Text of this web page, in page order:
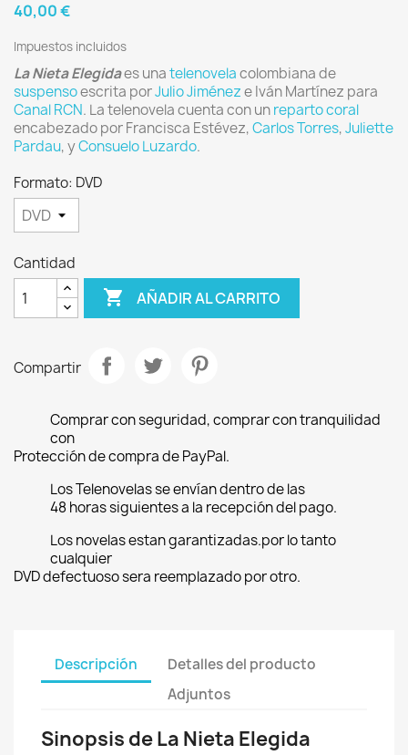
40,00 €
Impuestos incluidos
La Nieta Elegidaes unatelenovelacolombiana de
suspensoescrita porJulio Jiméneze Iván Martínez para
Canal RCN. La telenovela cuenta con unreparto coral
encabezado por Francisca Estévez,Carlos Torres,Juliette
Pardau, yConsuelo Luzardo.
Formato: DVD
Cantidad
 AÑADIR AL CARRITO
Compartir
Comprar con seguridad, comprar con tranquilidad
con
Protección de compra de PayPal.
Los Telenovelas se envían dentro de las
48 horas siguientes a la recepción del pago.
Los novelas estan garantizadas.por lo tanto
cualquier
DVD defectuoso sera reemplazado por otro.
Descripción
Detalles del producto
Adjuntos
Sinopsis de La Nieta Elegida